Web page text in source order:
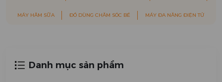
MÁY HÂM SỮA ĐỒ DÙNG CHĂM SÓC BÉ MÁY ĐA NĂNG ĐIỆN TỬ
Danh mục sản phẩm